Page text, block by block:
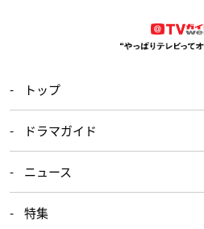
トップ
ドラマガイド
ニュース
特集